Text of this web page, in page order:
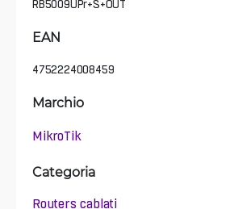
RB5009UPr+S+OUT
EAN
4752224008459
Marchio
MikroTik
Categoria
Routers cablati